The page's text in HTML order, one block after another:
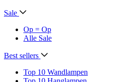
Sale
Op = Op
Alle Sale
Best sellers
Top 10 Wandlampen